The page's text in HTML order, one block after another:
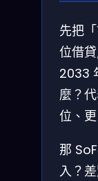
先把
位借
2033
麼？
位、
那
入？